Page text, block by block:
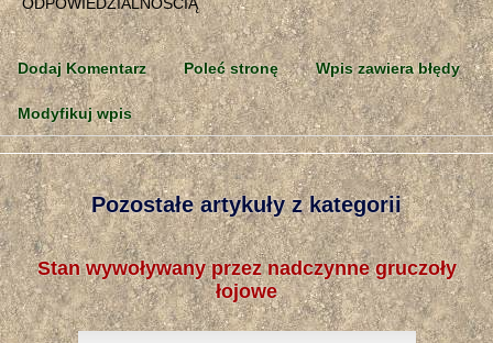
Dodaj Komentarz Poleć stronę Wpis zawiera błędy
Modyfikuj wpis
Pozostałe artykuły z kategorii
Stan wywoływany przez nadczynne gruczoły
łojowe